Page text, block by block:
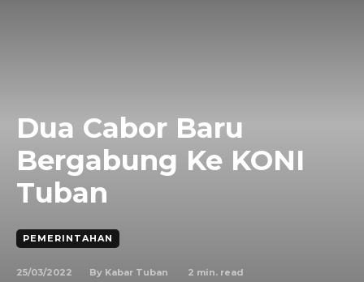
Dua Cabor Baru
Bergabung Ke KONI
Tuban
PEMERINTAHAN
25/03/2022 By Kabar Tuban 2 min. read